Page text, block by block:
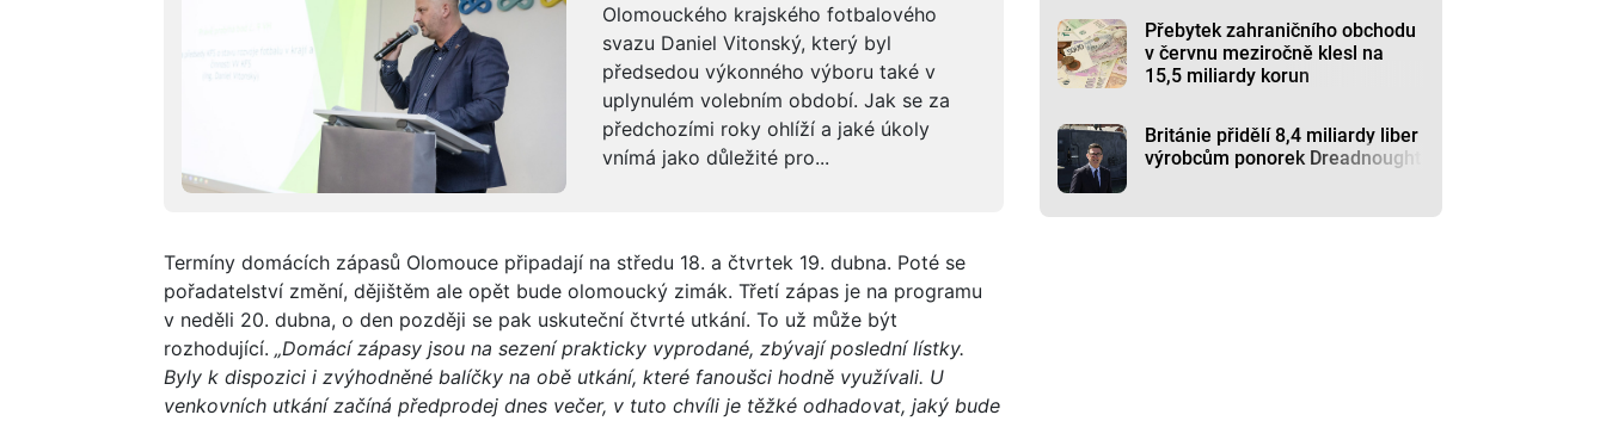
Olomouckého krajského fotbalového
svazu Daniel Vitonský, který byl
předsedou výkonného výboru také v
uplynulém volebním období. Jak se za
předchozími roky ohlíží a jaké úkoly
vnímá jako důležité pro...
Termíny domácích zápasů Olomouce připadají na středu 18. a čtvrtek 19. dubna. Poté se
pořadatelství změní, dějištěm ale opět bude olomoucký zimák. Třetí zápas je na programu
v neděli 20. dubna, o den později se pak uskuteční čtvrté utkání. To už může být
rozhodující. „Domácí zápasy jsou na sezení prakticky vyprodané, zbývají poslední lístky.
Byly k dispozici i zvýhodněné balíčky na obě utkání, které fanoušci hodně využívali. U
venkovních utkání začíná předprodej dnes večer, v tuto chvíli je těžké odhadovat, jaký bude
Přebytek zahraničního obchodu
v červnu meziročně klesl na
15,5 miliardy korun
Británie přidělí 8,4 miliardy liber
výrobcům ponorek Dreadnought